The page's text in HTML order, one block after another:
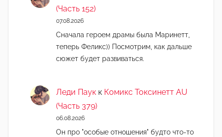
(Часть 152)
07.08.2026
Сначала героем драмы была Маринетт,
теперь Феликс)) Посмотрим, как дальше
сюжет будет развиваться.
Леди Паук к Комикс Токсинетт AU
(Часть 379)
06.08.2026
Он про "особые отношения" будто что-то